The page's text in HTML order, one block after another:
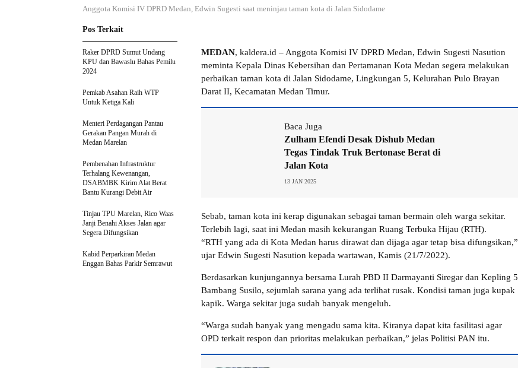
Anggota Komisi IV DPRD Medan, Edwin Sugesti saat meninjau taman kota di Jalan Sidodame
MEDAN, kaldera.id – Anggota Komisi IV DPRD Medan, Edwin Sugesti Nasution
meminta Kepala Dinas Kebersihan dan Pertamanan Kota Medan segera melakukan
perbaikan taman kota di Jalan Sidodame, Lingkungan 5, Kelurahan Pulo Brayan
Darat II, Kecamatan Medan Timur.
Baca Juga
Zulham Efendi Desak Dishub Medan
Tegas Tindak Truk Bertonase Berat di
Jalan Kota
13 JAN 2025
Sebab, taman kota ini kerap digunakan sebagai taman bermain oleh warga sekitar.
Terlebih lagi, saat ini Medan masih kekurangan Ruang Terbuka Hijau (RTH).
“RTH yang ada di Kota Medan harus dirawat dan dijaga agar tetap bisa difungsikan,”
ujar Edwin Sugesti Nasution kepada wartawan, Kamis (21/7/2022).
Berdasarkan kunjungannya bersama Lurah PBD II Darmayanti Siregar dan Kepling 5
Bambang Susilo, sejumlah sarana yang ada terlihat rusak. Kondisi taman juga kupak
kapik. Warga sekitar juga sudah banyak mengeluh.
“Warga sudah banyak yang mengadu sama kita. Kiranya dapat kita fasilitasi agar
OPD terkait respon dan prioritas melakukan perbaikan,” jelas Politisi PAN itu.
Pos Terkait
Raker DPRD Sumut Undang
KPU dan Bawaslu Bahas Pemilu
2024
Pemkab Asahan Raih WTP
Untuk Ketiga Kali
Menteri Perdagangan Pantau
Gerakan Pangan Murah di
Medan Marelan
Pembenahan Infrastruktur
Terhalang Kewenangan,
DSABMBK Kirim Alat Berat
Bantu Kurangi Debit Air
Tinjau TPU Marelan, Rico Waas
Janji Benahi Akses Jalan agar
Segera Difungsikan
Kabid Perparkiran Medan
Enggan Bahas Parkir Semrawut